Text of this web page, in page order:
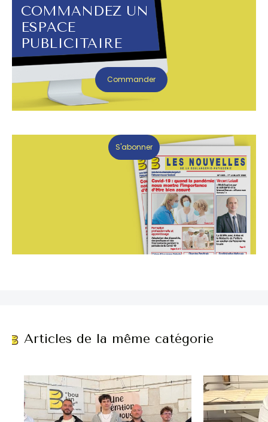
COMMANDEZ UN
ESPACE
PUBLICITAIRE
Commander
S'abonner
Articles de la même catégorie